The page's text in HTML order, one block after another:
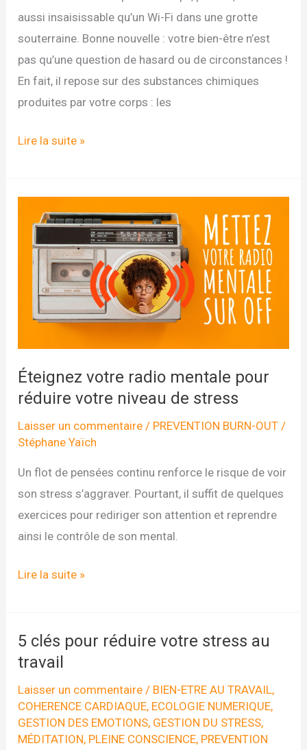
aussi insaisissable qu’un Wi-Fi dans une grotte
souterraine. Bonne nouvelle : votre bien-être n’est
pas qu’une question de hasard ou de circonstances !
En fait, il repose sur des substances chimiques
produites par votre corps : les
Comment
bonheur ?
Lire la suite »
Éteignez votre radio mentale pour
réduire votre niveau de stress
Laisser un commentaire / PREVENTION BURN-OUT /
Stéphane Yaïch
Un flot de pensées continu renforce le risque de voir
son stress s’aggraver. Pourtant, il suffit de quelques
exercices pour rediriger son attention et reprendre
ainsi le contrôle de son mental.
Éteignez
mentale
pour
votre
niveau
de
Lire la suite »
5 clés pour réduire votre stress au
travail
Laisser un commentaire / BIEN-ETRE AU TRAVAIL,
COHERENCE CARDIAQUE, ECOLOGIE NUMERIQUE,
GESTION DES EMOTIONS, GESTION DU STRESS,
MÉDITATION, PLEINE CONSCIENCE, PREVENTION